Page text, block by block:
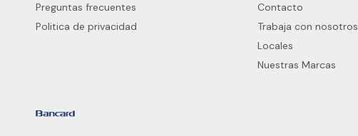
Preguntas frecuentes
Politica de privacidad
Contacto
Trabaja con nosotros
Locales
Nuestras Marcas